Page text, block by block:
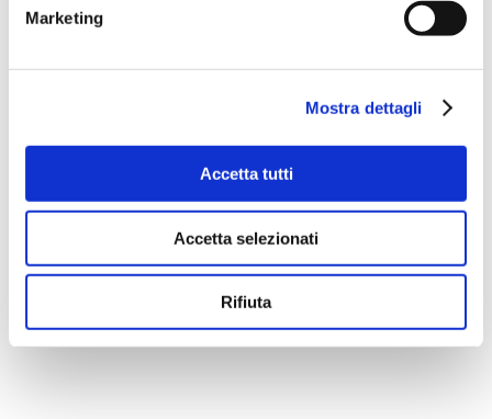
Marketing
Mostra dettagli
Accetta tutti
Accetta selezionati
Rifiuta